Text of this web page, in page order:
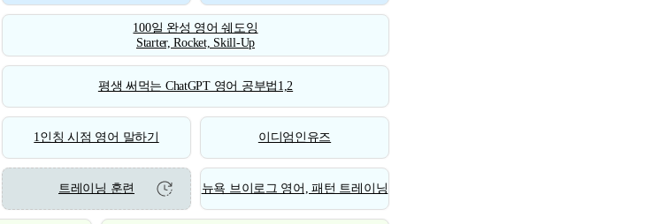
100일 완성 영어 쉐도잉
Starter, Rocket, Skill-Up
평생 써먹는 ChatGPT 영어 공부법1,2
1인칭 시점 영어 말하기 이디엄인유즈
트레이닝 훈련 뉴욕 브이로그 영어, 패턴 트레이닝